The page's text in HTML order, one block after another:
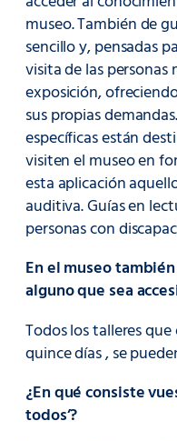
museo. También de
sencillo y, pensadas
visita de las personas
exposición,
sus propias
específicas están
visiten el museo en
esta aplicación
auditiva. Guías en
personas con
En el museo
alguno que sea
Todos los talleres
quince días , se
¿En qué consiste
todos’?